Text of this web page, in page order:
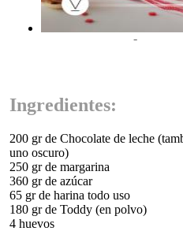
-
Ingredientes:
200 gr de Chocolate de leche
uno oscuro)
250 gr de margarina
360 gr de azúcar
65 gr de harina todo uso
180 gr de Toddy (en polvo)
4 huevos